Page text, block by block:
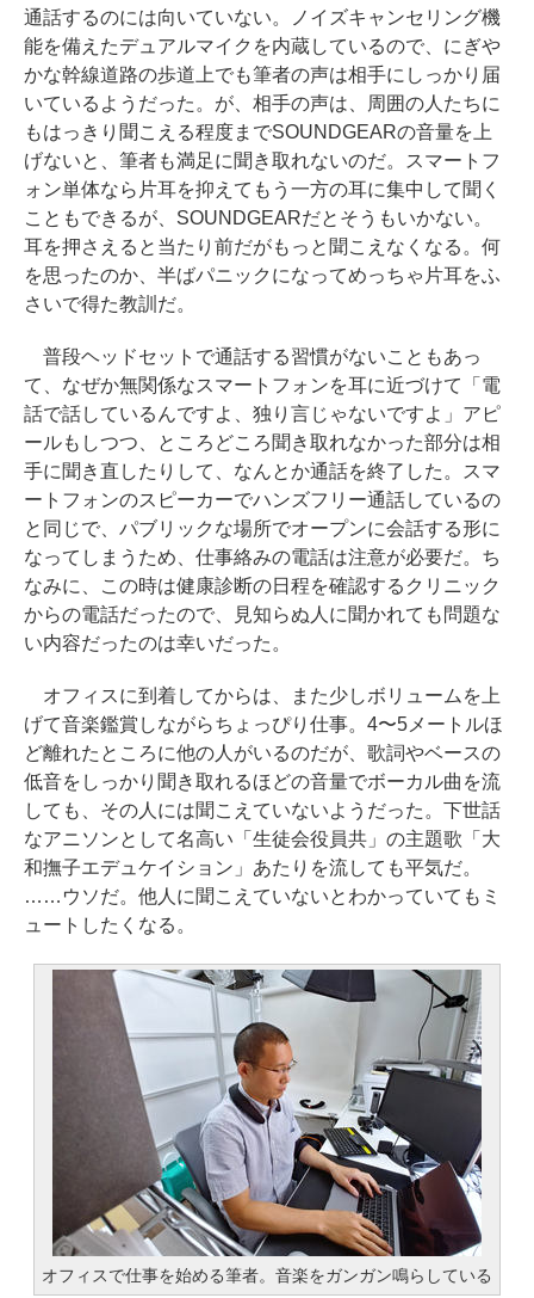
通話するのには向いていない。ノイズキャンセリング機
能を備えたデュアルマイクを内蔵しているので、にぎや
かな幹線道路の歩道上でも筆者の声は相手にしっかり届
いているようだった。が、相手の声は、周囲の人たちに
もはっきり聞こえる程度までSOUNDGEARの音量を上
げないと、筆者も満足に聞き取れないのだ。スマートフ
ォン単体なら片耳を抑えてもう一方の耳に集中して聞く
こともできるが、SOUNDGEARだとそうもいかない。
耳を押さえると当たり前だがもっと聞こえなくなる。何
を思ったのか、半ばパニックになってめっちゃ片耳をふ
さいで得た教訓だ。
普段ヘッドセットで通話する習慣がないこともあっ
て、なぜか無関係なスマートフォンを耳に近づけて「電
話で話しているんですよ、独り言じゃないですよ」アピ
ールもしつつ、ところどころ聞き取れなかった部分は相
手に聞き直したりして、なんとか通話を終了した。スマ
ートフォンのスピーカーでハンズフリー通話しているの
と同じで、パブリックな場所でオープンに会話する形に
なってしまうため、仕事絡みの電話は注意が必要だ。ち
なみに、この時は健康診断の日程を確認するクリニック
からの電話だったので、見知らぬ人に聞かれても問題な
い内容だったのは幸いだった。
オフィスに到着してからは、また少しボリュームを上
げて音楽鑑賞しながらちょっぴり仕事。4〜5メートルほ
ど離れたところに他の人がいるのだが、歌詞やベースの
低音をしっかり聞き取れるほどの音量でボーカル曲を流
しても、その人には聞こえていないようだった。下世話
なアニソンとして名高い「生徒会役員共」の主題歌「大
和撫子エデュケイション」あたりを流しても平気だ。
……ウソだ。他人に聞こえていないとわかっていてもミ
ュートしたくなる。
オフィスで仕事を始める筆者。音楽をガンガン鳴らしている